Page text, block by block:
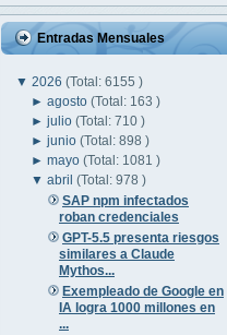
Entradas Mensuales
▼ 2026 (Total: 6155 )
►agosto(Total: 163 )
►julio(Total: 710 )
►junio(Total: 898 )
►mayo(Total: 1081 )
▼abril(Total: 978 )
SAP npm infectados
roban credenciales
GPT-5.5 presenta riesgos
similares a Claude
Mythos...
Exempleado de Google en
IA logra 1000 millones en
...